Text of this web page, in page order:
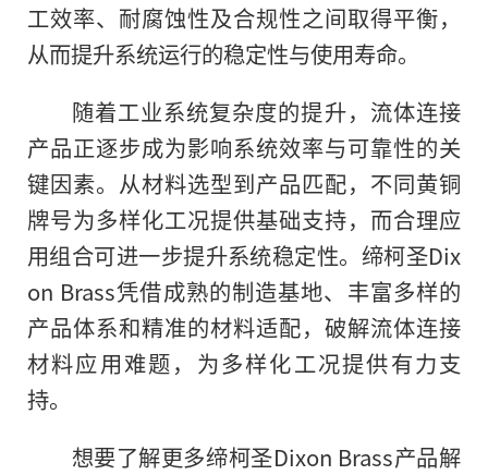
工效率、耐腐蚀性及合规性之间取得平衡，
从而提升系统运行的稳定性与使用寿命。
随着工业系统复杂度的提升，流体连接
产品正逐步成为影响系统效率与可靠性的关
键因素。从材料选型到产品匹配，不同黄铜
牌号为多样化工况提供基础支持，而合理应
用组合可进一步提升系统稳定性。缔柯圣Dix
on Brass凭借成熟的制造基地、丰富多样的
产品体系和精准的材料适配，破解流体连接
材料应用难题，为多样化工况提供有力支
持。
想要了解更多缔柯圣Dixon Brass产品解